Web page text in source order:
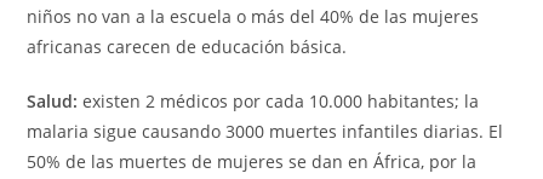
niños no van a la escuela o más del 40% de las mujeres
africanas carecen de educación básica.
Salud: existen 2 médicos por cada 10.000 habitantes; la
malaria sigue causando 3000 muertes infantiles diarias. El
50% de las muertes de mujeres se dan en África, por la